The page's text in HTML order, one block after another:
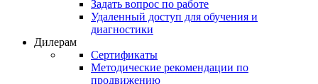
Задать вопрос по работе
Удаленный доступ для обучения и
диагностики
Дилерам
Сертификаты
Методические рекомендации по
продвижению